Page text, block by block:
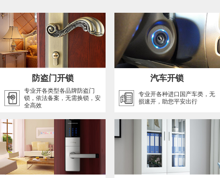
防盗门开锁
专业开各类型各品牌防盗门
锁，依法备案，无需换锁，安
全高效
汽车开锁
专业开各种进口国产车类，无
损速开，助您平安出行